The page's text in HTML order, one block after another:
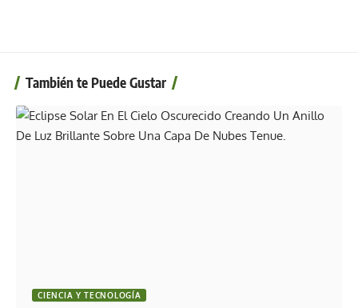
También te Puede Gustar
CIENCIA Y TECNOLOGÍA